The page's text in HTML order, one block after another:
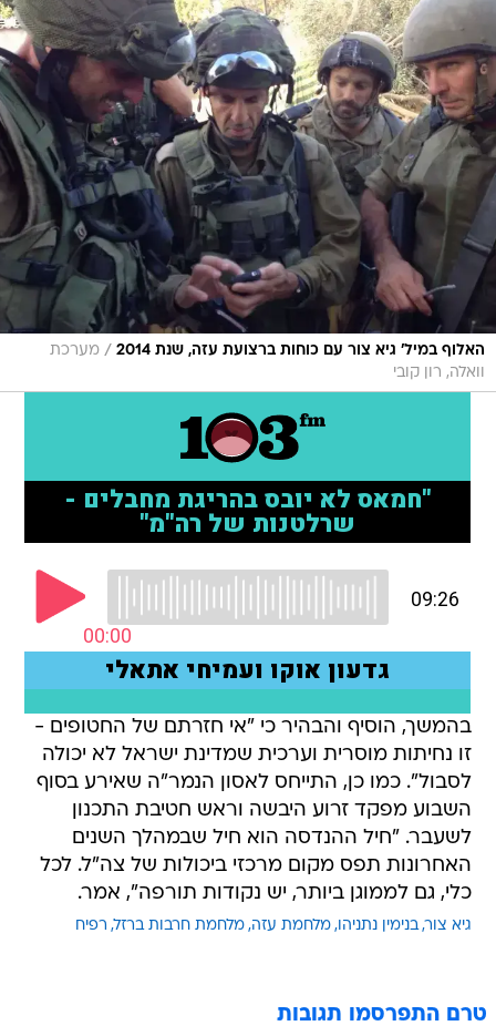
האלוף במיל' גיא צור עם כוחות ברצועת עזה, שנת 2014 / מערכת
וואלה, רון קובי
בהמשך, הוסיף והבהיר כי "אי חזרתם של החטופים -
זו נחיתות מוסרית וערכית שמדינת ישראל לא יכולה
לסבול". כמו כן, התייחס לאסון הנמר"ה שאירע בסוף
השבוע מפקד זרוע היבשה וראש חטיבת התכנון
לשעבר. "חיל ההנדסה הוא חיל שבמהלך השנים
האחרונות תפס מקום מרכזי ביכולות של צה"ל. לכל
כלי, גם לממוגן ביותר, יש נקודות תורפה", אמר.
גיא צור בנימין נתניהו מלחמת עזה מלחמת חרבות ברזל רפיח
טרם התפרסמו תגובות